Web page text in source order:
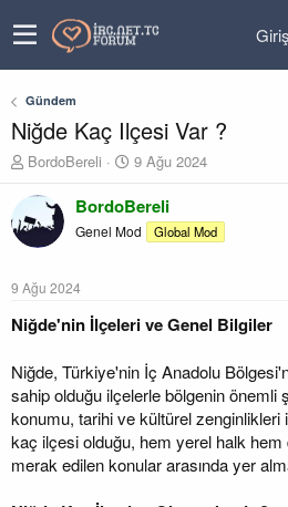
Gündem
Niğde Kaç Ilçesi Var ?
K
n
u
b
a
ş
l
t
a
n
BordoBereli
B
ş
l
a
ç
r
i
h
9 Ağu 2024
BordoBereli
Genel Mod Global Mod
9 Ağu 2024
Niğde'nin İlçeleri ve Genel Bilgiler
Niğde, Türkiye'nin İç Anadolu
sahip olduğu ilçelerle bölgenin önemli
konumu, tarihi ve kültürel
kaç ilçesi olduğu, hem yerel halk hem
merak edilen konular arasında yer